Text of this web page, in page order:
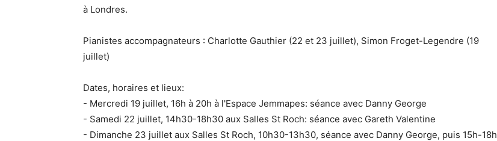
à Londres.
Pianistes accompagnateurs : Charlotte Gauthier (22 et 23 juillet), Simon Froget-Legendre (19
juillet)
Dates, horaires et lieux:
- Mercredi 19 juillet, 16h à 20h à l'Espace Jemmapes: séance avec Danny George
- Samedi 22 juillet, 14h30-18h30 aux Salles St Roch: séance avec Gareth Valentine
- Dimanche 23 juillet aux Salles St Roch, 10h30-13h30, séance avec Danny George, puis 15h-18h